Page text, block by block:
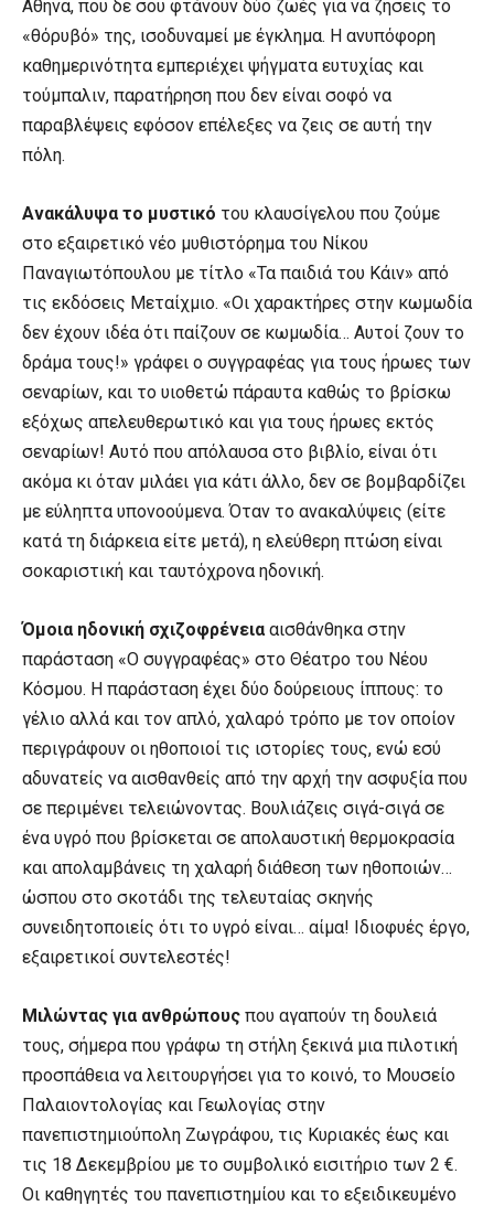
Αθήνα, που δε σου φτάνουν δύο ζωές για να ζήσεις το
«θόρυβό» της, ισοδυναμεί με έγκλημα. Η ανυπόφορη
καθημερινότητα εμπεριέχει ψήγματα ευτυχίας και
τούμπαλιν, παρατήρηση που δεν είναι σοφό να
παραβλέψεις εφόσον επέλεξες να ζεις σε αυτή την
πόλη.
Ανακάλυψα το μυστικό του κλαυσίγελου που ζούμε
στο εξαιρετικό νέο μυθιστόρημα του Νίκου
Παναγιωτόπουλου με τίτλο «Τα παιδιά του Κάιν» από
τις εκδόσεις Μεταίχμιο. «Οι χαρακτήρες στην κωμωδία
δεν έχουν ιδέα ότι παίζουν σε κωμωδία… Αυτοί ζουν το
δράμα τους!» γράφει ο συγγραφέας για τους ήρωες των
σεναρίων, και το υιοθετώ πάραυτα καθώς το βρίσκω
εξόχως απελευθερωτικό και για τους ήρωες εκτός
σεναρίων! Αυτό που απόλαυσα στο βιβλίο, είναι ότι
ακόμα κι όταν μιλάει για κάτι άλλο, δεν σε βομβαρδίζει
με εύληπτα υπονοούμενα. Όταν το ανακαλύψεις (είτε
κατά τη διάρκεια είτε μετά), η ελεύθερη πτώση είναι
σοκαριστική και ταυτόχρονα ηδονική.
Όμοια ηδονική σχιζοφρένειααισθάνθηκα στην
παράσταση «Ο συγγραφέας» στο Θέατρο του Νέου
Κόσμου. Η παράσταση έχει δύο δούρειους ίππους: το
γέλιο αλλά και τον απλό, χαλαρό τρόπο με τον οποίον
περιγράφουν οι ηθοποιοί τις ιστορίες τους, ενώ εσύ
αδυνατείς να αισθανθείς από την αρχή την ασφυξία που
σε περιμένει τελειώνοντας. Βουλιάζεις σιγά-σιγά σε
ένα υγρό που βρίσκεται σε απολαυστική θερμοκρασία
και απολαμβάνεις τη χαλαρή διάθεση των ηθοποιών…
ώσπου στο σκοτάδι της τελευταίας σκηνής
συνειδητοποιείς ότι το υγρό είναι… αίμα! Ιδιοφυές έργο,
εξαιρετικοί συντελεστές!
Μιλώντας για ανθρώπους που αγαπούν τη δουλειά
τους, σήμερα που γράφω τη στήλη ξεκινά μια πιλοτική
προσπάθεια να λειτουργήσει για το κοινό, το Μουσείο
Παλαιοντολογίας και Γεωλογίας στην
πανεπιστημιούπολη Ζωγράφου, τις Κυριακές έως και
τις 18 Δεκεμβρίου με το συμβολικό εισιτήριο των 2 €.
Οι καθηγητές του πανεπιστημίου και το εξειδικευμένο